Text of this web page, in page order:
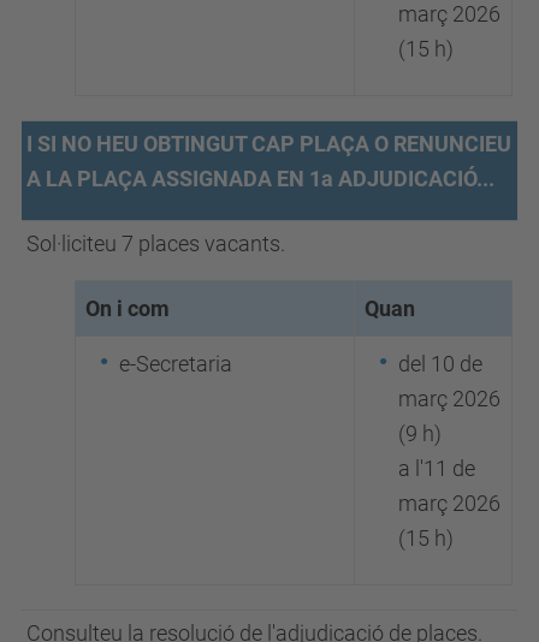
març 2026
(15 h)
I SI NO HEU OBTINGUT CAP PLAÇA O RENUNCIEU
A LA PLAÇA ASSIGNADA EN 1a ADJUDICACIÓ...
Sol·liciteu 7 places vacants.
On i com Quan
e-Secretaria
del 10 de
març 2026
(9 h)
a l'11 de
març 2026
(15 h)
Consulteu la resolució de l'adjudicació de places.